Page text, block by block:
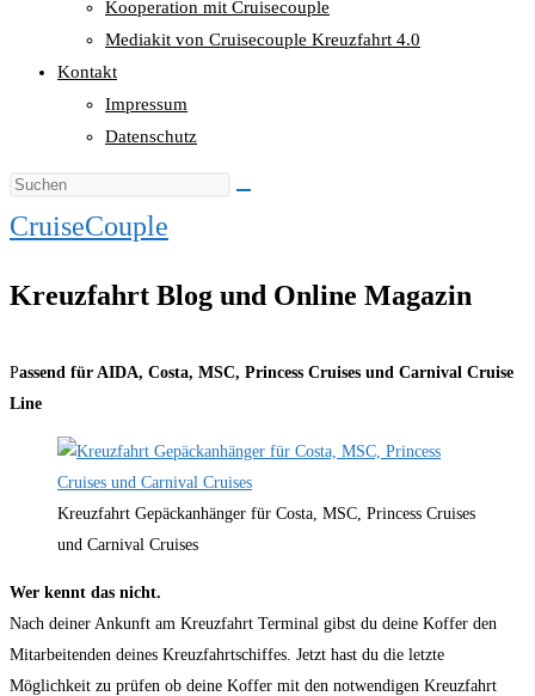
Kooperation mit Cruisecouple
Mediakit von Cruisecouple Kreuzfahrt 4.0
Kontakt
Impressum
Datenschutz
CruiseCouple
Kreuzfahrt Blog und Online Magazin
Passend für AIDA, Costa, MSC, Princess Cruises und Carnival Cruise
Line
Kreuzfahrt Gepäckanhänger für Costa, MSC, Princess Cruises
und Carnival Cruises
Wer kennt das nicht.
Nach deiner Ankunft am Kreuzfahrt Terminal gibst du deine Koffer den
Mitarbeitenden deines Kreuzfahrtschiffes. Jetzt hast du die letzte
Möglichkeit zu prüfen ob deine Koffer mit den notwendigen Kreuzfahrt